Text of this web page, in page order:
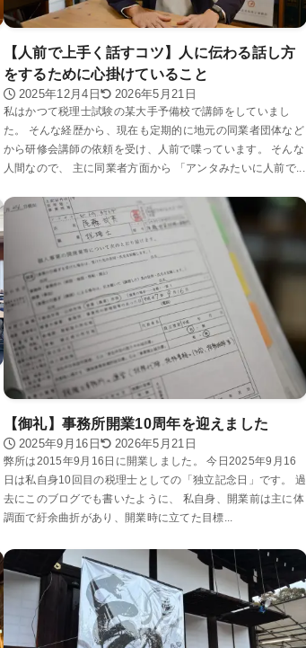
【人前で上手く話すコツ】人に伝わる話し方
をするために心掛けていること
2025年12月4日 2026年5月21日
私はかつて税理士試験の某大手予備校で講師をしていまし
た。 そんな経歴から、現在も定期的に地元の同業者団体など
から研修会講師の依頼を受け、人前で喋っています。 そんな
人間なので、 主に同業者方面から 「アンタみたいに人前で...
【御礼】事務所開業10周年を迎えました
2025年9月16日 2026年5月21日
弊所は2015年9月16日に開業しました。 今日2025年9月16
日は私自身10回目の税理士としての「独立記念日」です。 過
去にこのブログでも書いたように、 私自身、開業前は主に体
調面で紆余曲折があり、開業時に立てた目標...